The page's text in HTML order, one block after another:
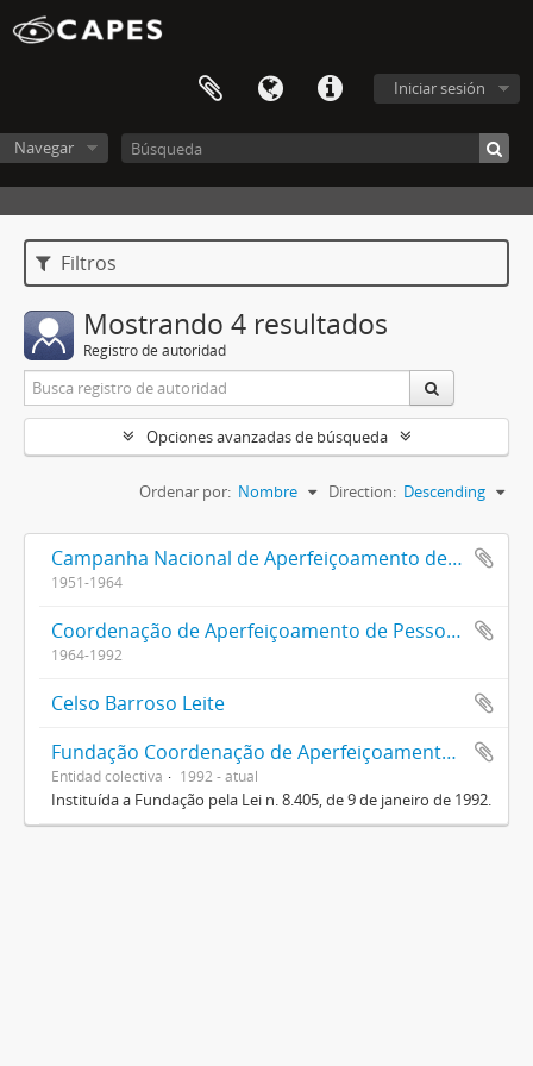
Iniciar sesión
Navegar
Filtros
Mostrando 4 resultados
Registro de autoridad
Opciones avanzadas de búsqueda
Ordenar por: Nombre Direction: Descending
Campanha Nacional de Aperfeiçoamento de Pessoal de Nível Superior (CAPES)
1951-1964
Coordenação de Aperfeiçoamento de Pessoal de Nível Superior (CAPES)
1964-1992
Celso Barroso Leite
Fundação Coordenação de Aperfeiçoamento de Pessoal de Nível Superior (CAPES)
Entidad colectiva 1992 - atual
Instituída a Fundação pela Lei n. 8.405, de 9 de janeiro de 1992.